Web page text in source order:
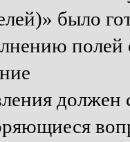
было
полей
должен